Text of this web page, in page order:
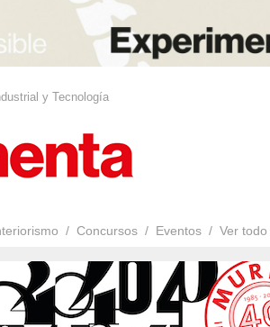
y Tecnología
Concursos Eventos Ver todo